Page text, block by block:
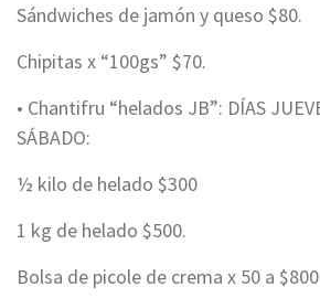
Sándwiches de jamón y queso $80.
Chipitas x “100gs” $70.
• Chantifru “helados JB”: DÍAS
SÁBADO:
½ kilo de helado $300
1 kg de helado $500.
Bolsa de picole de crema x 50 a $800